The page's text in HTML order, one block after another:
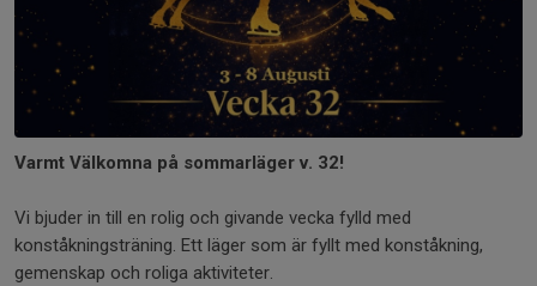
Varmt Välkomna på sommarläger v. 32!
Vi bjuder in till en rolig och givande vecka fylld med
konståkningsträning. Ett läger som är fyllt med konståkning,
gemenskap och roliga aktiviteter.